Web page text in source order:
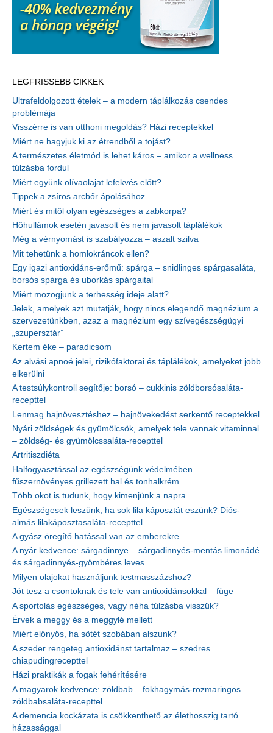
LEGFRISSEBB CIKKEK
Ultrafeldolgozott ételek – a modern táplálkozás csendes
problémája
Visszérre is van otthoni megoldás? Házi receptekkel
Miért ne hagyjuk ki az étrendből a tojást?
A természetes életmód is lehet káros – amikor a wellness
túlzásba fordul
Miért együnk olívaolajat lefekvés előtt?
Tippek a zsíros arcbőr ápolásához
Miért és mitől olyan egészséges a zabkorpa?
Hőhullámok esetén javasolt és nem javasolt táplálékok
Még a vérnyomást is szabályozza – aszalt szilva
Mit tehetünk a homlokráncok ellen?
Egy igazi antioxidáns-erőmű: spárga – snidlinges spárgasaláta,
borsós spárga és uborkás spárgaital
Miért mozogjunk a terhesség ideje alatt?
Jelek, amelyek azt mutatják, hogy nincs elegendő magnézium a
szervezetünkben, azaz a magnézium egy szívegészségügyi
„szupersztár”
Kertem éke – paradicsom
Az alvási apnoé jelei, rizikófaktorai és táplálékok, amelyeket jobb
elkerülni
A testsúlykontroll segítője: borsó – cukkinis zöldborsósaláta-
recepttel
Lenmag hajnövesztéshez – hajnövekedést serkentő receptekkel
Nyári zöldségek és gyümölcsök, amelyek tele vannak vitaminnal
– zöldség- és gyümölcssaláta-recepttel
Artritiszdiéta
Halfogyasztással az egészségünk védelmében –
fűszernövényes grillezett hal és tonhalkrém
Több okot is tudunk, hogy kimenjünk a napra
Egészségesek leszünk, ha sok lila káposztát eszünk? Diós-
almás lilakáposztasaláta-recepttel
A gyász öregítő hatással van az emberekre
A nyár kedvence: sárgadinnye – sárgadinnyés-mentás limonádé
és sárgadinnyés-gyömbéres leves
Milyen olajokat használjunk testmasszázshoz?
Jót tesz a csontoknak és tele van antioxidánsokkal – füge
A sportolás egészséges, vagy néha túlzásba visszük?
Érvek a meggy és a meggylé mellett
Miért előnyös, ha sötét szobában alszunk?
A szeder rengeteg antioxidánst tartalmaz – szedres
chiapudingrecepttel
Házi praktikák a fogak fehérítésére
A magyarok kedvence: zöldbab – fokhagymás-rozmaringos
zöldbabsaláta-recepttel
A demencia kockázata is csökkenthető az élethosszig tartó
házassággal